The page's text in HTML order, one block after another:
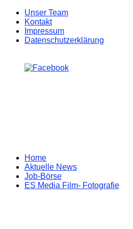
Unser Team
Kontakt
Impressum
Datenschutzerklärung
Zum
Inhalt
springen
Home
Aktuelle News
Job-Börse
ES Media Film- Fotografie